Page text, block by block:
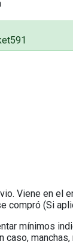
Viene en el
compró (Si
mínimos
manchas,